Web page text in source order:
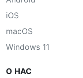
iOS
macOS
Windows 11
О НАС